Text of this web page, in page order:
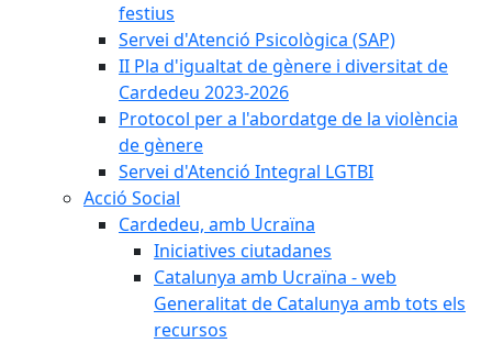
festius
Servei d'Atenció Psicològica (SAP)
II Pla d'igualtat de gènere i diversitat de
Cardedeu 2023-2026
Protocol per a l'abordatge de la violència
de gènere
Servei d'Atenció Integral LGTBI
Acció Social
Cardedeu, amb Ucraïna
Iniciatives ciutadanes
Catalunya amb Ucraïna - web
Generalitat de Catalunya amb tots els
recursos